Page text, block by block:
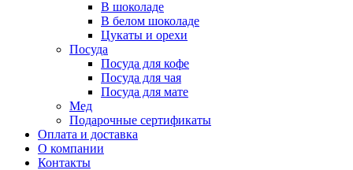
В шоколаде
В белом шоколаде
Цукаты и орехи
Посуда
Посуда для кофе
Посуда для чая
Посуда для мате
Мед
Подарочные сертификаты
Оплата и доставка
О компании
Контакты